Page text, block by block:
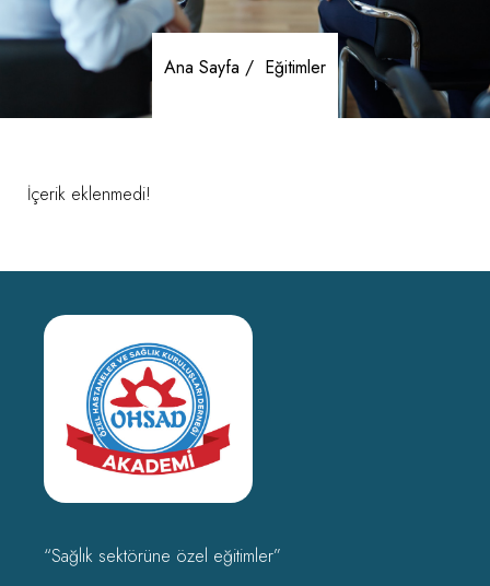
Ana Sayfa / Eğitimler
İçerik eklenmedi!
“Sağlık sektörüne özel eğitimler”